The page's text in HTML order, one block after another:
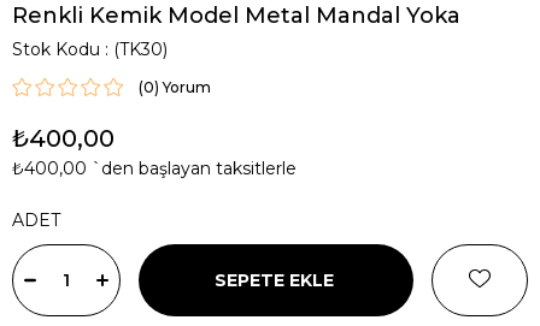
Renkli Kemik Model Metal Mandal Yoka
Stok Kodu (TK30)
(0)
₺400,00
₺400,00 `den başlayan taksitlerle
ADET